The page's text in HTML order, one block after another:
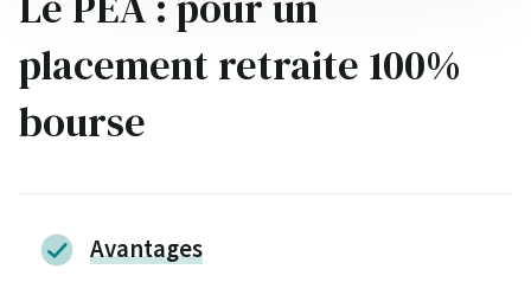
placement retraite 100%
bourse
Avantages